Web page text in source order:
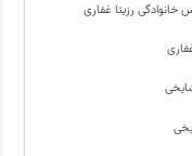
رزیتا غفاری